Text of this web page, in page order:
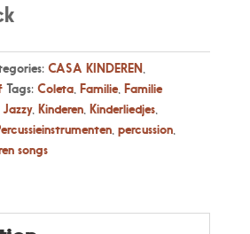
CASA KINDEREN,
Tags: Coleta, Familie, Familie
Jazzy, Kinderen, Kinderliedjes,
, percussion,
songs